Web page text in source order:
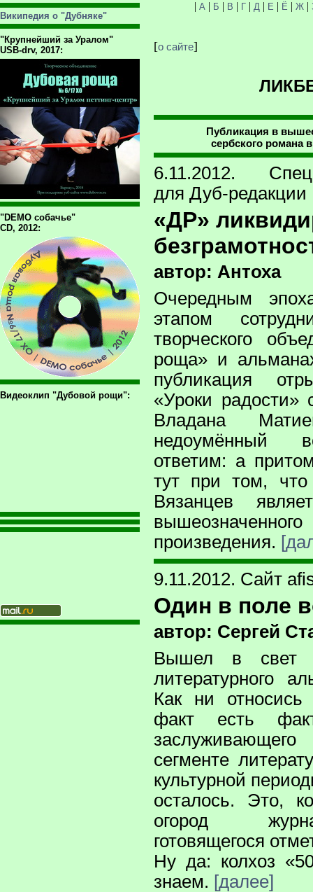
Википедия о "Дубняке"
"Крупнейший за Уралом"
USB-drv, 2017:
"DEMO собачье"
CD, 2012:
Видеоклип "Дубовой рощи":
| А | Б | В | Г| Д | Е | Ё | Ж|
[о сайте]
Публикация в
сербского романа
6.11.2012.
для Дуб-редакции
«ДР»
автор: Антоха
Очередным
этапом
творческого
роща» и
публикация
«Уроки радости»
Владана
недоумённый
ответим: а
тут при том, что
Вязанцев
вышеозначенного
произведения.
9.11.2012. Сайт
Один в поле
автор: Сергей
Вышел в свет
литературного
Как ни
факт есть
сегменте
культурной
осталось. Это,
огород
готовящегося
Ну да: колхоз
знаем. [далее]